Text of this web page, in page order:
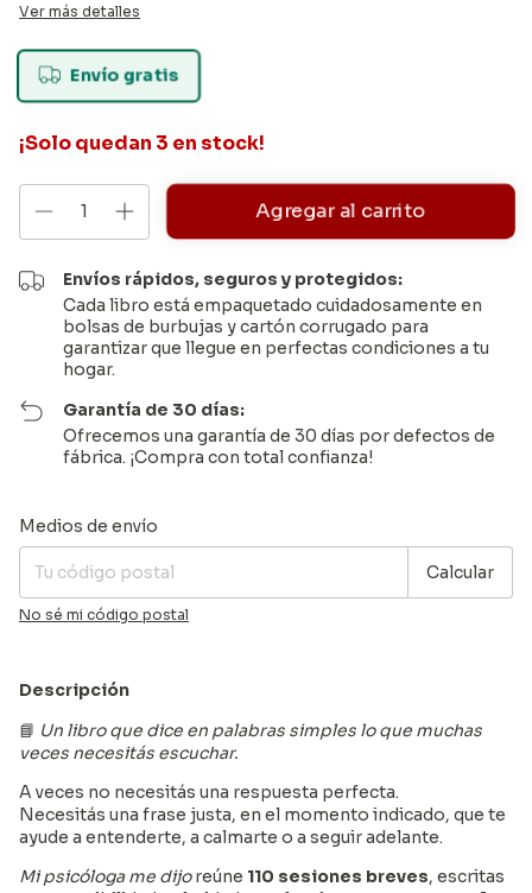
Ver más detalles
Envío gratis
¡Solo quedan 3 en stock!
Envíos rápidos, seguros y protegidos:
Cada libro está empaquetado cuidadosamente en
bolsas de burbujas y cartón corrugado para
garantizar que llegue en perfectas condiciones a tu
hogar.
Garantía de 30 días:
Ofrecemos una garantía de 30 días por defectos de
fábrica. ¡Compra con total confianza!
Entregas para el CP:
Medios de envío
Calcular
No sé mi código postal
Descripción
📘 Un libro que dice en palabras simples lo que muchas
veces necesitás escuchar.
A veces no necesitás una respuesta perfecta.
Necesitás una frase justa, en el momento indicado, que te
ayude a entenderte, a calmarte o a seguir adelante.
Mi psicóloga me dijoreúne 110 sesiones breves, escritas